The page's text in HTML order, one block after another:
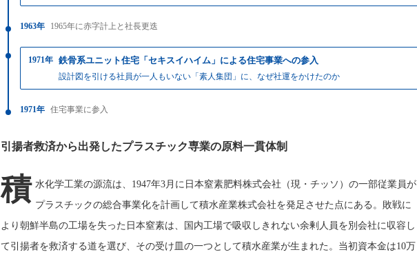
1963年 1965年に赤字計上と社長更迭
1971年 鉄骨系ユニット住宅「セキスイハイム」による住宅事業への参入
設計図を引ける社員が一人もいない「素人集団」に、なぜ社運をかけたのか
1971年 住宅事業に参入
引揚者救済から出発したプラスチック専業の原料一貫体制
積 水化学工業の源流は、1947年3月に日本窒素肥料株式会社（現・チッソ）の一部従業員が
プラスチックの総合事業化を計画して積水産業株式会社を発足させた点にある。敗戦に
より朝鮮半島の工場を失った日本窒素は、国内工場で吸収しきれない余剰人員を別会社に収容し
て引揚者を救済する道を選び、その受け皿の一つとして積水産業が生まれた。当初資本金は10万